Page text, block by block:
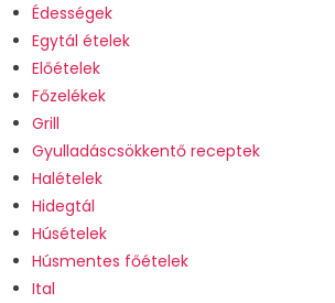
Édességek
Egytál ételek
Előételek
Főzelékek
Grill
Gyulladáscsökkentő receptek
Halételek
Hidegtál
Húsételek
Húsmentes főételek
Ital